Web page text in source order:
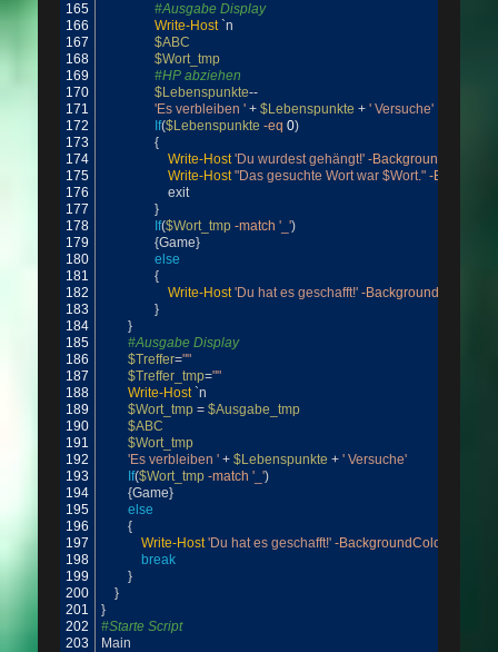
165
166
167
168
169
170
171
172
173
174
175
176
177
178
179
180
181
182
183
184
185
186
187
188
189
190
191
192
193
194
195
196
197
198
199
200
201
202
203
#Ausgabe Display
Write-Host `n
$ABC
$Wort_tmp
#HP abziehen
$Lebenspunkte--
'Es verbleiben ' + $Lebenspunkte + ' Versuche'
If($Lebenspunkte -eq 0)
{
Write-Host 'Du wurdest gehängt!' -BackgroundColor
Write-Host "Das gesuchte Wort war $Wort." -
exit
}
If($Wort_tmp -match '_')
{Game}
else
{
Write-Host 'Du hat es geschafft!' -BackgroundColor
}
}
#Ausgabe Display
$Treffer=""
$Treffer_tmp=""
Write-Host `n
$Wort_tmp = $Ausgabe_tmp
$ABC
$Wort_tmp
'Es verbleiben ' + $Lebenspunkte + ' Versuche'
If($Wort_tmp -match '_')
{Game}
else
{
Write-Host 'Du hat es geschafft!' -BackgroundColor
break
}
}
}
#Starte Script
Main